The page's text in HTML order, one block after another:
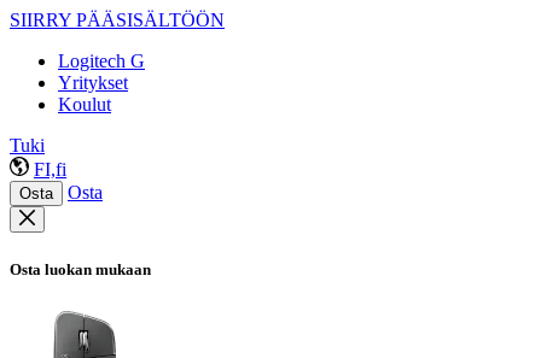
SIIRRY PÄÄSISÄLTÖÖN
Logitech G
Yritykset
Koulut
Tuki
FI,fi
Osta Osta
Osta luokan mukaan